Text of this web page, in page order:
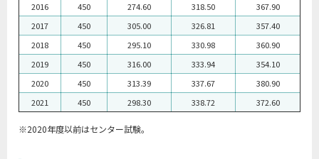
2016
450 274.60 318.50
367.90
2017
450 305.00 326.81
357.40
2018
450 295.10 330.98
360.90
2019
450 316.00 333.94
354.10
2020
450 313.39 337.67
380.90
2021
450 298.30 338.72 372.60
※2020年度以前はセンター試験。